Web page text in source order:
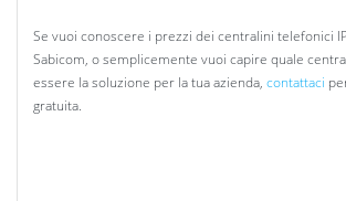
Se vuoi conoscere i prezzi dei centralini telefonici
Sabicom, o semplicemente vuoi capire quale
essere la soluzione per la tua azienda, contattaci
gratuita.